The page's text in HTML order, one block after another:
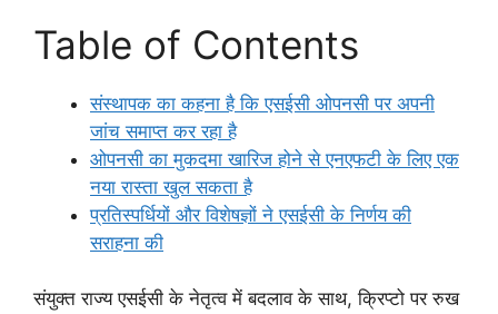
Table of Contents
संस्थापक का कहना है कि एसईसी ओपनसी पर अपनी
जांच समाप्त कर रहा है
ओपनसी का मुकदमा खारिज होने से एनएफटी के लिए एक
नया रास्ता खुल सकता है
प्रतिस्पर्धियों और विशेषज्ञों ने एसईसी के निर्णय की
सराहना की
संयुक्त राज्य एसईसी के नेतृत्व में बदलाव के साथ, क्रिप्टो पर रुख